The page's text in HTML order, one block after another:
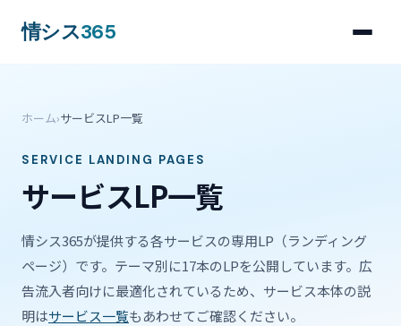
情シス365
ホーム›サービスLP一覧
SERVICE LANDING PAGES
サービスLP一覧
情シス365が提供する各サービスの専用LP（ランディング
ページ）です。テーマ別に17本のLPを公開しています。広
告流入者向けに最適化されているため、サービス本体の説
明はサービス一覧もあわせてご確認ください。